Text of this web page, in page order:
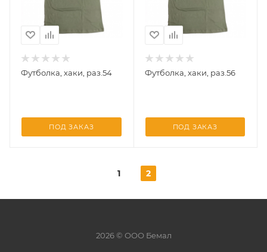
Футболка, хаки, раз.54
ПОД ЗАКАЗ
Футболка, хаки, раз.56
ПОД ЗАКАЗ
1 2
2026 © ООО Бемал